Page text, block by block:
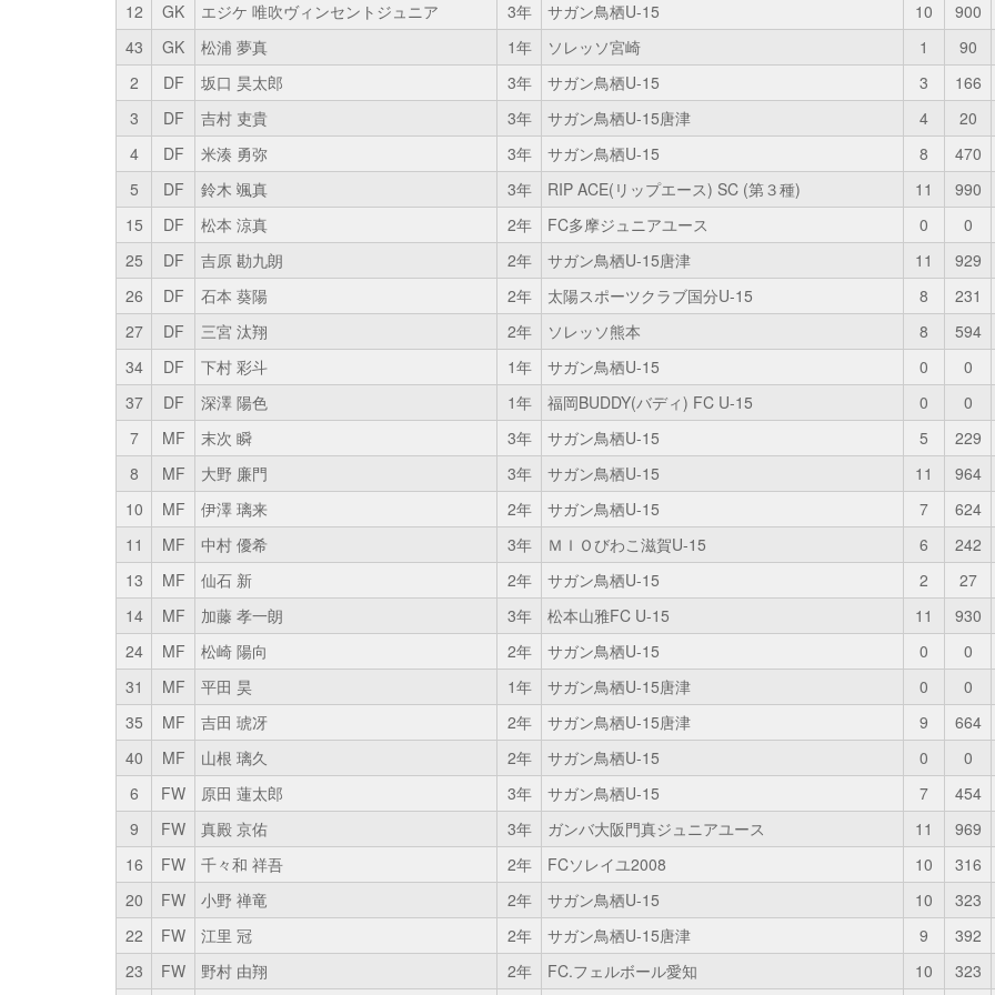
12
GK エジケ 唯吹ヴィンセントジュニア 3年 サガン鳥栖U-15 10 900
43
GK 松浦 夢真 1年 ソレッソ宮崎 1 90
2
DF 坂口 昊太郎 3年 サガン鳥栖U-15 3 166
3
DF 吉村 吏貴 3年 サガン鳥栖U-15唐津 4 20
4
DF 米湊 勇弥 3年 サガン鳥栖U-15 8 470
5
DF 鈴木 颯真 3年 RIP ACE(リップエース) SC (第３種) 11 990
15
DF 松本 涼真 2年 FC多摩ジュニアユース 0 0
25
DF 吉原 勘九朗 2年 サガン鳥栖U-15唐津 11 929
26
DF 石本 葵陽 2年 太陽スポーツクラブ国分U-15 8 231
27
DF 三宮 汰翔 2年 ソレッソ熊本 8 594
34
DF 下村 彩斗 1年 サガン鳥栖U-15 0 0
37
DF 深澤 陽色 1年 福岡BUDDY(バディ) FC U-15 0 0
7
MF 末次 瞬 3年 サガン鳥栖U-15 5 229
8
MF 大野 廉門 3年 サガン鳥栖U-15 11 964
10
MF 伊澤 璃来 2年 サガン鳥栖U-15 7 624
11
MF 中村 優希 3年 ＭＩＯびわこ滋賀U-15 6 242
13
MF 仙石 新 2年 サガン鳥栖U-15 2 27
14
MF 加藤 孝一朗 3年 松本山雅FC U-15 11 930
24
MF 松崎 陽向 2年 サガン鳥栖U-15 0 0
31
MF 平田 昊 1年 サガン鳥栖U-15唐津 0 0
35
MF 吉田 琥冴 2年 サガン鳥栖U-15唐津 9 664
40
MF 山根 璃久 2年 サガン鳥栖U-15 0 0
6
FW 原田 蓮太郎 3年 サガン鳥栖U-15 7 454
9
FW 真殿 京佑 3年 ガンバ大阪門真ジュニアユース 11 969
16
FW 千々和 祥吾 2年 FCソレイユ2008 10 316
20
FW 小野 禅竜 2年 サガン鳥栖U-15 10 323
22
FW 江里 冠 2年 サガン鳥栖U-15唐津 9 392
23
FW 野村 由翔 2年 FC.フェルボール愛知 10 323